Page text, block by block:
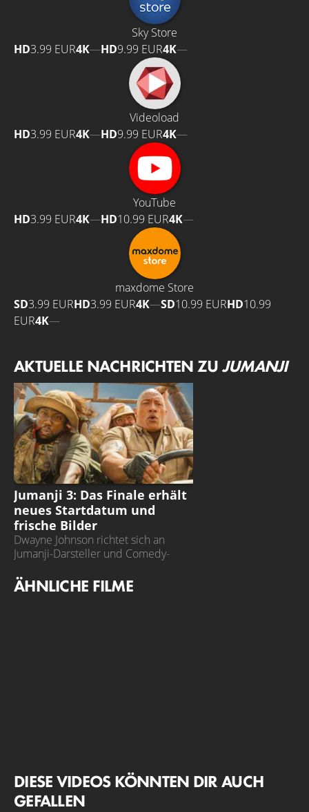
Sky Store
HD3.99 EUR4K—HD9.99 EUR4K—
Videoload
HD3.99 EUR4K—HD9.99 EUR4K—
YouTube
HD3.99 EUR4K—HD10.99 EUR4K—
maxdome Store
SD3.99 EURHD3.99 EUR4K—SD10.99 EURHD10.99
EUR4K—
AKTUELLE NACHRICHTEN ZUJUMANJI
JUMANJI 3
Jumanji 3: Das Finale erhält
neues Startdatum und
frische Bilder
Dwayne Johnson richtet sich an
Jumanji-Darsteller und Comedy-
ÄHNLICHE FILME
DIESE VIDEOS KÖNNTEN DIR AUCH
GEFALLEN